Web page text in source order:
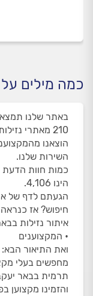
כמה מילים
210 מאתרי
הוצאנו
השירות שלנו.
כמות חוות הדעת
הינו 4,106.
הגעתם לדף של
חיפוש? אז
איתור נזילות
• המקצוענים
ואת התיאור הבא:
מחפשים בעלי
תרמית בבאר
והזמינו מקצוען